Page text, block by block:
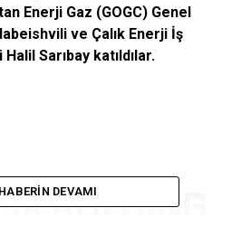
Enerji Gaz (GOGC) Genel
ve Çalık Enerji İş
Sarıbay katıldılar.
HABERIN DEVAMI